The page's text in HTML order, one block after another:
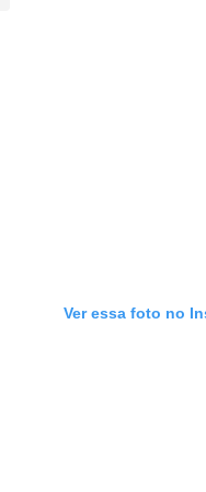
Ver essa foto no